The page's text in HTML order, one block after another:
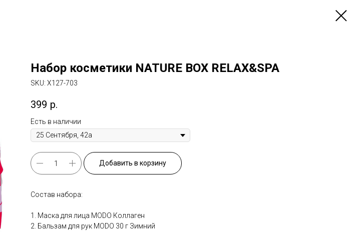
Набор косметики NATURE BOX RELAX&SPA
SKU: X127-703
399 р.
Есть в наличии
Добавить в корзину
Состав набора:
1. Маска для лица MODO Коллаген
2. Бальзам для рук MODO 30 г Зимний